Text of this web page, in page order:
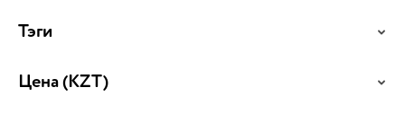
Тэги
Цена(KZT)